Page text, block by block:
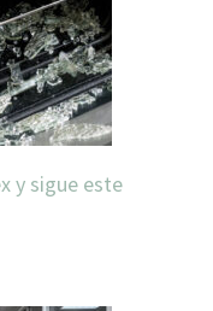
y sigue este